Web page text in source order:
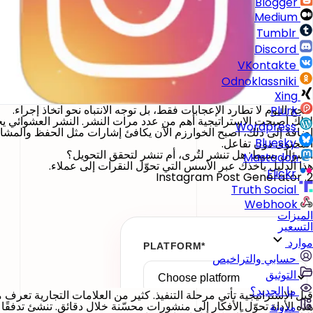
Plurk
Wordpress
Bluesky
Mastodon
Flickr
الميزات
التسعير
موارد
حسابي والتراخيص
التوثيق
ما الجديد؟
مدونة
تنجح اليوم لا تطارد الإعجابات فقط، بل توجه الانتباه نحو اتخاذ إجراء.
لذلك أصبحت الاستراتيجية أهم من عدد مرات النشر. النشر العشوائي
إضافةً إلى ذلك، أصبح الخوارزم الآن يكافئ إشارات مثل الحفظ
المحتوى دون تفاعل.
السؤال بسيط: هل تنشر لتُرى، أم تنشر لتحقق التحويل؟
هذا الدليل يأخذك عبر الأسس التي تحوّل النقرات إلى عملاء.
2. Instagram Post Generator
قبل الاستراتيجية تأتي مرحلة التنفيذ. كثير من العلامات التجارية
هذه الأداة تحوّل الأفكار إلى منشورات محسّنة خلال دقائق. تنشئ